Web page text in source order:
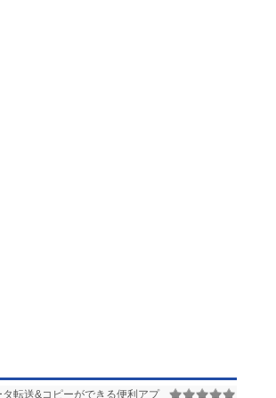
転送&コピーができる便利アプ